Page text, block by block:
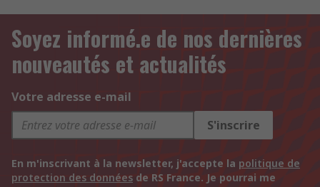
Soyez informé.e de nos dernières
nouveautés et actualités
Votre adresse e-mail
S'inscrire
En m'inscrivant à la newsletter, j'accepte la politique de
protection des données de RS France. Je pourrai me